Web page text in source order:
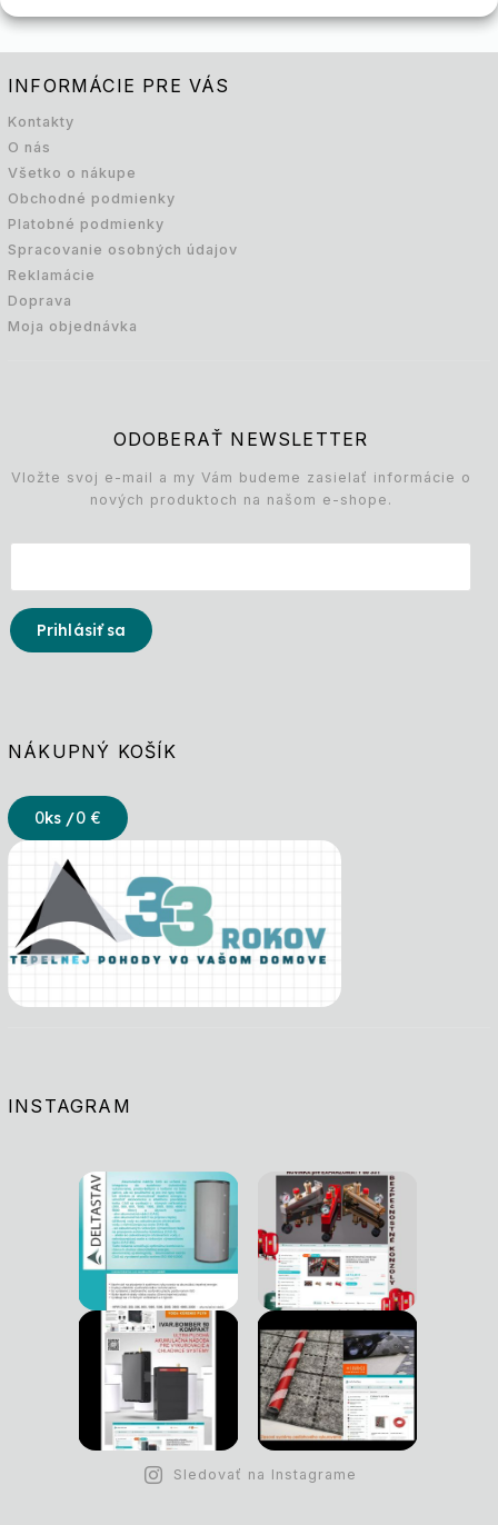
INFORMÁCIE PRE VÁS
Kontakty
O nás
Všetko o nákupe
Obchodné podmienky
Platobné podmienky
Spracovanie osobných údajov
Reklamácie
Doprava
Moja objednávka
ODOBERAŤ NEWSLETTER
Vložte svoj e-mail a my Vám budeme zasielať informácie o
nových produktoch na našom e-shope.
Prihlásiť sa
NÁKUPNÝ KOŠÍK
0ks /0 €
INSTAGRAM
Sledovať na Instagrame